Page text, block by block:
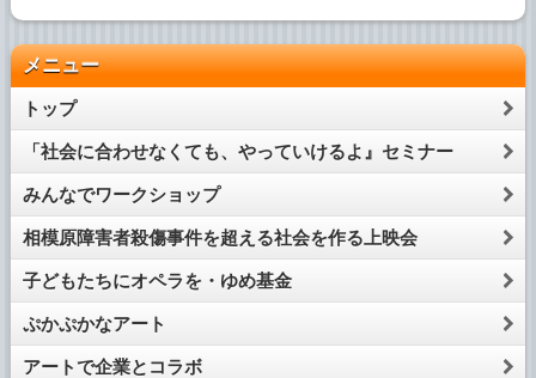
メニュー
トップ
「社会に合わせなくても、やっていけるよ』セミナー
みんなでワークショップ
相模原障害者殺傷事件を超える社会を作る上映会
子どもたちにオペラを・ゆめ基金
ぷかぷかなアート
アートで企業とコラボ